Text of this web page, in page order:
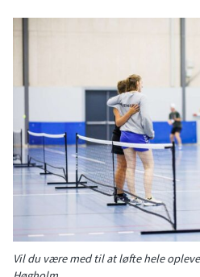
Vil du være med til at løfte hele